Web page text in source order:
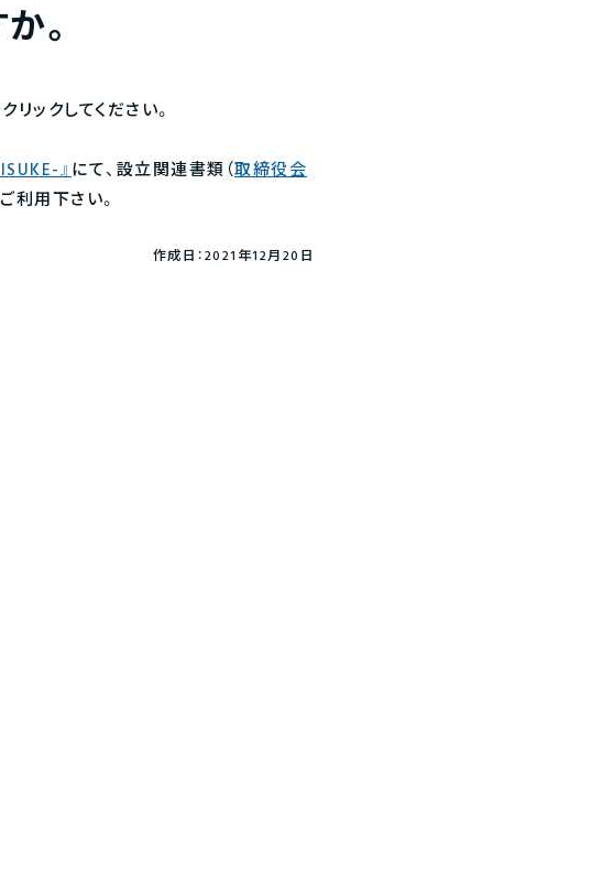
。
ックしてください。
』にて、設立関連書類（取締役会
利用下さい。
作成日：2021年12月20日